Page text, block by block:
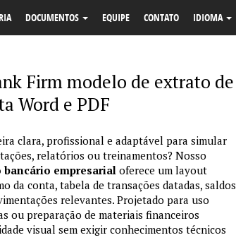
DOCUMENTOS EQUIPE CONTATO IDIOMA
Firm modelo de extrato de
Word e PDF
clara, profissional e adaptável para simular
relatórios ou treinamentos? Nosso
empresarialoferece um layout
da conta, tabela de transações datadas, saldos
relevantes. Projetado para uso
ou preparação de materiais financeiros
visual sem exigir conhecimentos técnicos